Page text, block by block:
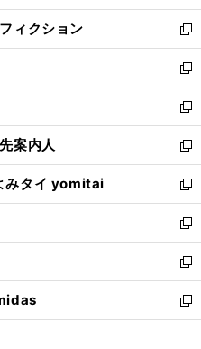
開
く
ウ
で
開
く
ン
ド
ウ
で
開
く
ウ
ィ
ン
ド
ウ
で
開
く
ィクション
新
し
い
ウ
ィ
ン
ド
ウ
で
開
く
新
し
い
ウ
ィ
ン
ド
ウ
で
開
く
新
し
い
ウ
ィ
ン
ド
ウ
で
開
く
案内人
新
し
い
ウ
ィ
ン
ド
ウ
で
開
みタイ yomitai
新
し
い
ウ
ィ
ン
ド
ウ
新
し
い
ウ
ィ
ン
新
し
い
ウ
新
し